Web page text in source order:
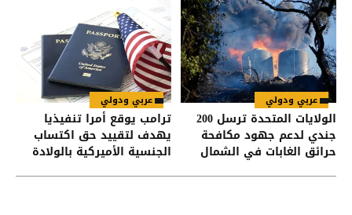
عربي ودولي
الولايات المتحدة ترسل 200
جندي لدعم جهود مكافحة
حرائق الغابات في الشمال
عربي ودولي
ترامب يوقع أمرا تنفيذيا
يهدف لتقييد حق اكتساب
الجنسية الأميركية بالولادة